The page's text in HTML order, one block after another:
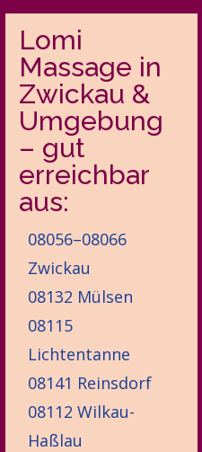
Lomi
Massage in
Zwickau &
Umgebung
– gut
erreichbar
aus:
08056–08066
Zwickau
08132 Mülsen
08115
Lichtentanne
08141 Reinsdorf
08112 Wilkau-
Haßlau